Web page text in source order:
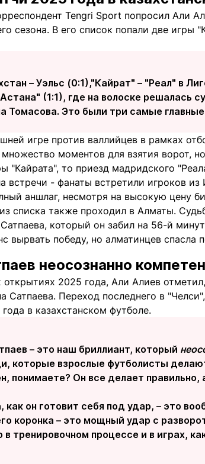
Tengri Sport попросил Али
сезона. В его список попали две игры
– Уэльс (0:1),"Кайрат" – "Реал" в
(1:1), где на волоске решалась
Томасова. Это были три самые главные
игре против валлийцев в рамках
моментов для взятия ворот,
"Кайрата", то приезд мадридского
встречи - фанаты встретили игроков
аншлаг, несмотря на высокую цену
списка также проходил в Алматы.
который он забил на 56-й
вырвать победу, но алматинцев спасла
неосознанно
открытиях 2025 года, Али Алиев
Сатпаева. Переход последнего в
в казахстанском футболе.
– это наш бриллиант, который
которые взрослые футболисты
понимаете? Он все делает правильно,
как он готовит себя под удар, – это
коронка – это мощный удар с
в тренировочном процессе и в играх,